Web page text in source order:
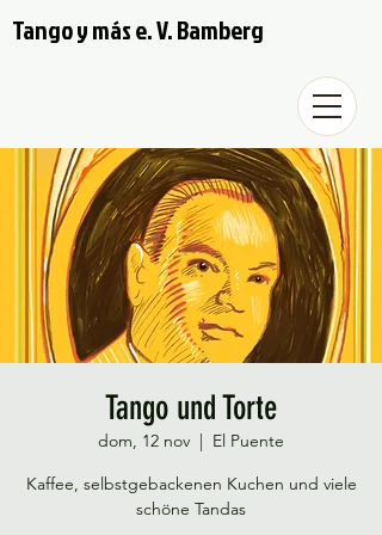
Tango y más e. V. Bamberg
Tango und Torte
dom, 12 nov
  |
El Puente
Kaffee, selbstgebackenen Kuchen und viele
schöne Tandas